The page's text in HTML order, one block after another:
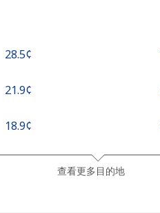
⁦28.5¢⁩
⁦21.9¢⁩
⁦18.9¢⁩
查看更多目的地